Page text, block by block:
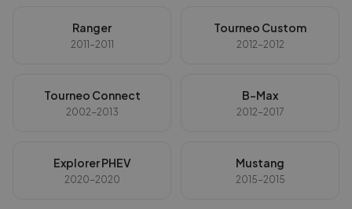
Ranger
2011-2011
Tourneo Custom
2012-2012
Tourneo Connect
2002-2013
B-Max
2012-2017
Explorer PHEV
2020-2020
Mustang
2015-2015